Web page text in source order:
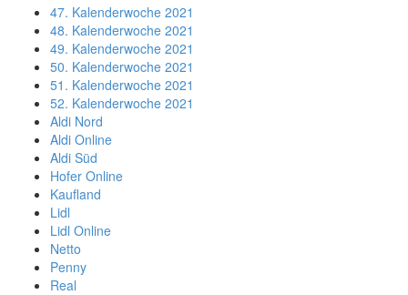
47. Kalenderwoche 2021
48. Kalenderwoche 2021
49. Kalenderwoche 2021
50. Kalenderwoche 2021
51. Kalenderwoche 2021
52. Kalenderwoche 2021
Aldi Nord
Aldi Online
Aldi Süd
Hofer Online
Kaufland
Lidl
Lidl Online
Netto
Penny
Real